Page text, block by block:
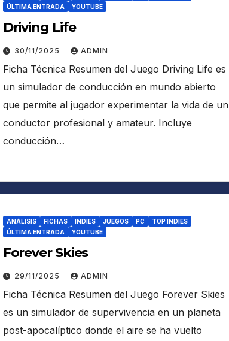
ÚLTIMA ENTRADA
YOUTUBE
Driving Life
30/11/2025 ADMIN
Ficha Técnica Resumen del Juego Driving Life es
un simulador de conducción en mundo abierto
que permite al jugador experimentar la vida de un
conductor profesional y amateur. Incluye
conducción…
ANÁLISIS FICHAS INDIES JUEGOS PC
TOP INDIES
ÚLTIMA ENTRADA
YOUTUBE
Forever Skies
29/11/2025 ADMIN
Ficha Técnica Resumen del Juego Forever Skies
es un simulador de supervivencia en un planeta
post-apocalíptico donde el aire se ha vuelto